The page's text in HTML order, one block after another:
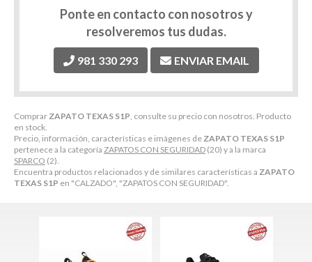
ComprarZAPATO TEXAS S1P, consulte su precio con nosotros. Producto
en stock.
Precio, información, características e imágenes deZAPATO TEXAS S1P
pertenece a la categoría ZAPATOS CON SEGURIDAD (20) y a la marca
SPARCO (2).
Encuentra productos relacionados y de similares características a ZAPATO
TEXAS S1P en "CALZADO", "ZAPATOS CON SEGURIDAD".
Ponte en contacto con nosotros y
resolveremos tus dudas.
981 330 293 ENVIAR EMAIL